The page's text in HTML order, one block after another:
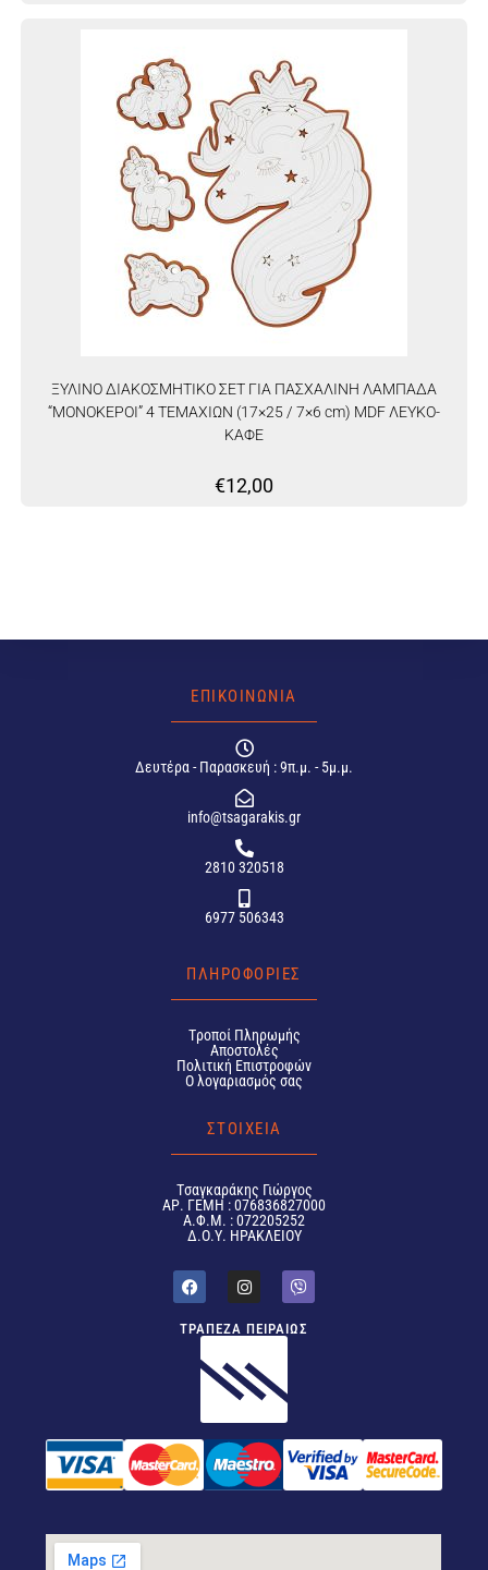
ΞΥΛΙΝΟ ΔΙΑΚΟΣΜΗΤΙΚΟ ΣΕΤ ΓΙΑ ΠΑΣΧΑΛΙΝΗ ΛΑΜΠΑΔΑ
“ΜΟΝΟΚΕΡΟΙ” 4 ΤΕΜΑΧΙΩΝ (17×25 / 7×6 cm) MDF ΛΕΥΚΟ-
ΚΑΦΕ
€12,00
ΕΠΙΚΟΙΝΩΝΙΑ
Δευτέρα - Παρασκευή : 9π.μ. - 5μ.μ.
info@tsagarakis.gr
2810 320518
6977 506343
ΠΛΗΡΟΦΟΡΙΕΣ
Tροποί Πληρωμής
Αποστολές
Πολιτική Επιστροφών
Ο λογαριασμός σας
ΣΤΟΙΧΕΙΑ
Tσαγκαράκης Γιώργος
ΑΡ. ΓΕΜΗ : 076836827000
Α.Φ.Μ. : 072205252
Δ.Ο.Υ. ΗΡΑΚΛΕΙΟΥ
ΤΡΑΠΕΖΑ ΠΕΙΡΑΙΩΣ